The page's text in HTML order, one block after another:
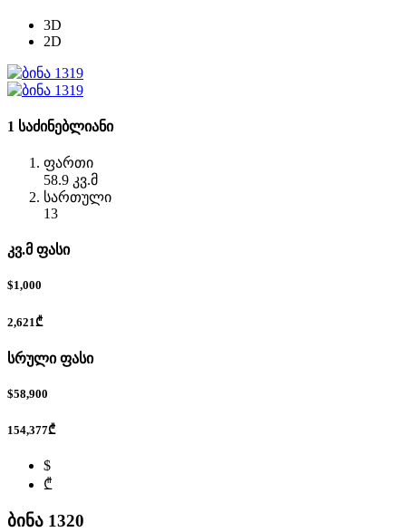
3D
2D
1 საძინებლიანი
ფართი
58.9 კვ.მ
სართული
13
კვ.მ ფასი
$1,000
2,621₾
სრული ფასი
$58,900
154,377₾
$
₾
ბინა 1320